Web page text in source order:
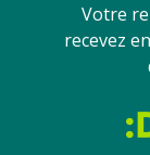
Votre
recevez